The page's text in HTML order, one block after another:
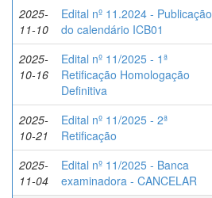
2025-
11-10
Edital nº 11.2024 - Publicação
do calendário ICB01
2025-
10-16
Edital nº 11/2025 - 1ª
Retificação Homologação
Definitiva
2025-
10-21
Edital nº 11/2025 - 2ª
Retificação
2025-
11-04
Edital nº 11/2025 - Banca
examinadora - CANCELAR